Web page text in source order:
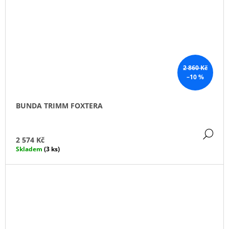
2 860 Kč
–10 %
BUNDA TRIMM FOXTERA
2 574 Kč
Skladem (3 ks)